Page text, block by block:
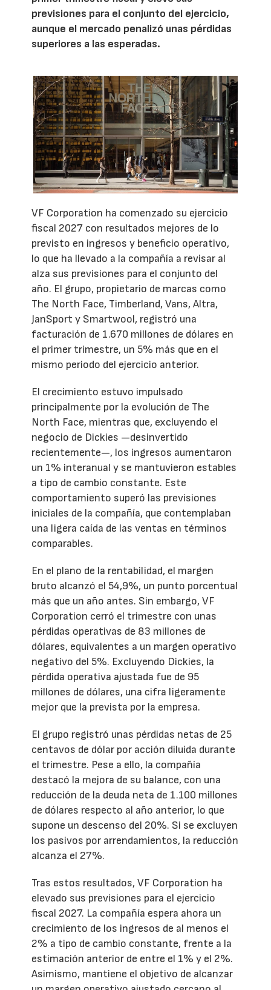
previsiones para el conjunto del ejercicio,
aunque el mercado penalizó unas pérdidas
superiores a las esperadas.
VF Corporation ha comenzado su ejercicio
fiscal 2027 con resultados mejores de lo
previsto en ingresos y beneficio operativo,
lo que ha llevado a la compañía a revisar al
alza sus previsiones para el conjunto del
año. El grupo, propietario de marcas como
The North Face, Timberland, Vans, Altra,
JanSport y Smartwool, registró una
facturación de 1.670 millones de dólares en
el primer trimestre, un 5% más que en el
mismo periodo del ejercicio anterior.
El crecimiento estuvo impulsado
principalmente por la evolución de The
North Face, mientras que, excluyendo el
negocio de Dickies —desinvertido
recientemente—, los ingresos aumentaron
un 1% interanual y se mantuvieron estables
a tipo de cambio constante. Este
comportamiento superó las previsiones
iniciales de la compañía, que contemplaban
una ligera caída de las ventas en términos
comparables.
En el plano de la rentabilidad, el margen
bruto alcanzó el 54,9%, un punto porcentual
más que un año antes. Sin embargo, VF
Corporation cerró el trimestre con unas
pérdidas operativas de 83 millones de
dólares, equivalentes a un margen operativo
negativo del 5%. Excluyendo Dickies, la
pérdida operativa ajustada fue de 95
millones de dólares, una cifra ligeramente
mejor que la prevista por la empresa.
El grupo registró unas pérdidas netas de 25
centavos de dólar por acción diluida durante
el trimestre. Pese a ello, la compañía
destacó la mejora de su balance, con una
reducción de la deuda neta de 1.100 millones
de dólares respecto al año anterior, lo que
supone un descenso del 20%. Si se excluyen
los pasivos por arrendamientos, la reducción
alcanza el 27%.
Tras estos resultados, VF Corporation ha
elevado sus previsiones para el ejercicio
fiscal 2027. La compañía espera ahora un
crecimiento de los ingresos de al menos el
2% a tipo de cambio constante, frente a la
estimación anterior de entre el 1% y el 2%.
Asimismo, mantiene el objetivo de alcanzar